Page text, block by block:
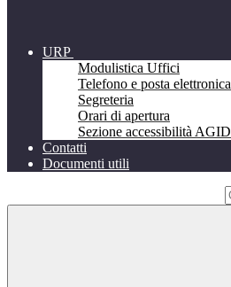
URP
Modulistica Uffici
Telefono e posta elettronica
Segreteria
Orari di apertura
Sezione accessibilità AGID
Contatti
Documenti utili